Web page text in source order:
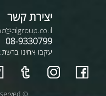
יצירת קשר
08-9330799
עקבו אחינו ברשת:
© All Rights Reserved